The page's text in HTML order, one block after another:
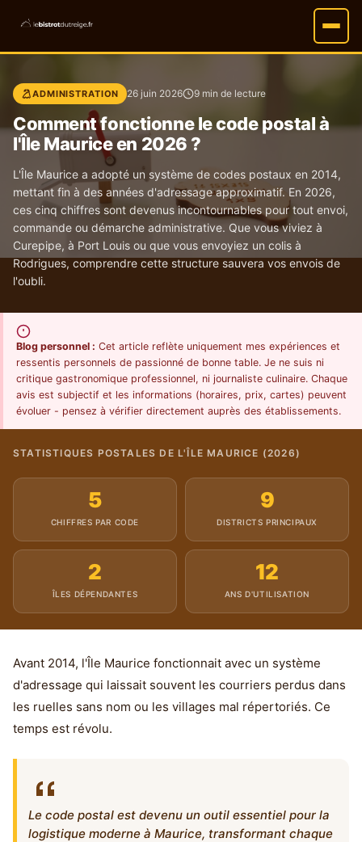
ADMINISTRATION 26 juin 2026 9 min de lecture
Comment fonctionne le code postal à
l'Île Maurice en 2026 ?
L'Île Maurice a adopté un système de codes postaux en 2014,
mettant fin à des années d'adressage approximatif. En 2026,
ces cinq chiffres sont devenus incontournables pour tout envoi,
commande ou démarche administrative. Que vous viviez à
Curepipe, à Port Louis ou que vous envoyiez un colis à
Rodrigues, comprendre cette structure sauvera vos envois de
l'oubli.
Blog personnel : Cet article reflète uniquement mes expériences et
ressentis personnels de passionné de bonne table. Je ne suis ni
critique gastronomique professionnel, ni journaliste culinaire. Chaque
avis est subjectif et les informations (horaires, prix, cartes) peuvent
évoluer - pensez à vérifier directement auprès des établissements.
STATISTIQUES POSTALES DE L'ÎLE MAURICE (2026)
5
CHIFFRES PAR CODE
9
DISTRICTS PRINCIPAUX
2
ÎLES DÉPENDANTES
12
ANS D'UTILISATION
Avant 2014, l'Île Maurice fonctionnait avec un système
d'adressage qui laissait souvent les courriers perdus dans
les ruelles sans nom ou les villages mal répertoriés. Ce
temps est révolu.
Le code postal est devenu un outil essentiel pour la
logistique moderne à Maurice, transformant chaque